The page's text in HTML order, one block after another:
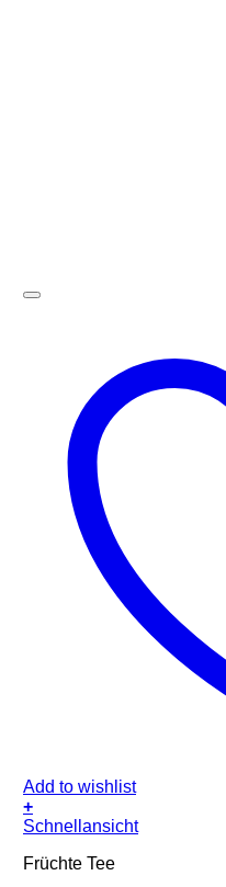
Add to wishlist
+
Schnellansicht
Früchte Tee